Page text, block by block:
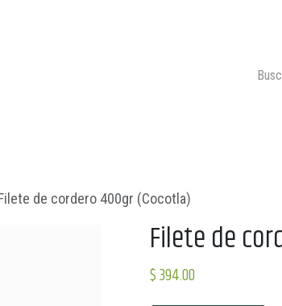
de cordero 400gr (Cocotla)
Filete de
$394.00